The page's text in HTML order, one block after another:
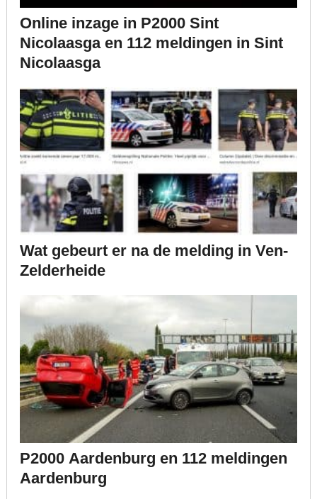
Online inzage in P2000 Sint
Nicolaasga en 112 meldingen in Sint
Nicolaasga
Wat gebeurt er na de melding in Ven-
Zelderheide
P2000 Aardenburg en 112 meldingen
Aardenburg